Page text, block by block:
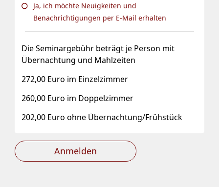
Ja, ich möchte Neuigkeiten und
Benachrichtigungen per E-Mail erhalten
Die Seminargebühr beträgt je Person mit
Übernachtung und Mahlzeiten
272,00 Euro im Einzelzimmer
260,00 Euro im Doppelzimmer
202,00 Euro ohne Übernachtung/Frühstück
Anmelden